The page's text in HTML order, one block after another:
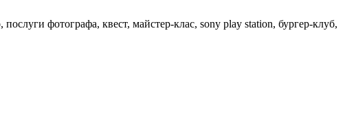
фотографа, квест, майстер-клас, sony play station, бургер-клуб,